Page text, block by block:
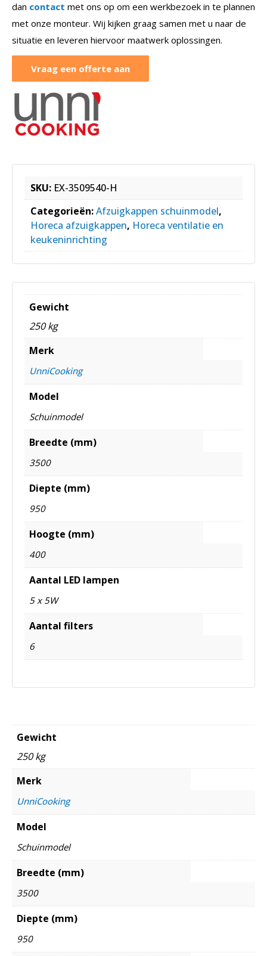
dan contact met ons op om een werkbezoek in te plannen
met onze monteur. Wij kijken graag samen met u naar de
situatie en leveren hiervoor maatwerk oplossingen.
Vraag een offerte aan
SKU: EX-3509540-H
Categorieën:Afzuigkappen schuinmodel,
Horeca afzuigkappen, Horeca ventilatie en
keukeninrichting
Gewicht
250 kg
Merk
UnniCooking
Model
Schuinmodel
Breedte (mm)
3500
Diepte (mm)
950
Hoogte (mm)
400
Aantal LED lampen
5 x 5W
Aantal filters
6
Gewicht
250 kg
Merk
UnniCooking
Model
Schuinmodel
Breedte (mm)
3500
Diepte (mm)
950